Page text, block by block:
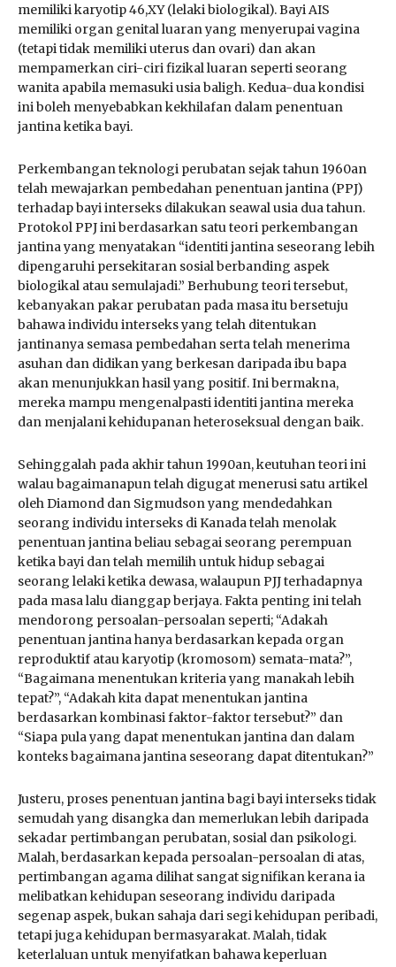
memiliki karyotip 46,XY (lelaki biologikal). Bayi AIS
memiliki organ genital luaran yang menyerupai vagina
(tetapi tidak memiliki uterus dan ovari) dan akan
mempamerkan ciri-ciri fizikal luaran seperti seorang
wanita apabila memasuki usia baligh. Kedua-dua kondisi
ini boleh menyebabkan kekhilafan dalam penentuan
jantina ketika bayi.
Perkembangan teknologi perubatan sejak tahun 1960an
telah mewajarkan pembedahan penentuan jantina (PPJ)
terhadap bayi interseks dilakukan seawal usia dua tahun.
Protokol PPJ ini berdasarkan satu teori perkembangan
jantina yang menyatakan “identiti jantina seseorang lebih
dipengaruhi persekitaran sosial berbanding aspek
biologikal atau semulajadi.” Berhubung teori tersebut,
kebanyakan pakar perubatan pada masa itu bersetuju
bahawa individu interseks yang telah ditentukan
jantinanya semasa pembedahan serta telah menerima
asuhan dan didikan yang berkesan daripada ibu bapa
akan menunjukkan hasil yang positif. Ini bermakna,
mereka mampu mengenalpasti identiti jantina mereka
dan menjalani kehidupanan heteroseksual dengan baik.
Sehinggalah pada akhir tahun 1990an, keutuhan teori ini
walau bagaimanapun telah digugat menerusi satu artikel
oleh Diamond dan Sigmudson yang mendedahkan
seorang individu interseks di Kanada telah menolak
penentuan jantina beliau sebagai seorang perempuan
ketika bayi dan telah memilih untuk hidup sebagai
seorang lelaki ketika dewasa, walaupun PJJ terhadapnya
pada masa lalu dianggap berjaya. Fakta penting ini telah
mendorong persoalan-persoalan seperti; “Adakah
penentuan jantina hanya berdasarkan kepada organ
reproduktif atau karyotip (kromosom) semata-mata?”,
“Bagaimana menentukan kriteria yang manakah lebih
tepat?”, “Adakah kita dapat menentukan jantina
berdasarkan kombinasi faktor-faktor tersebut?” dan
“Siapa pula yang dapat menentukan jantina dan dalam
konteks bagaimana jantina seseorang dapat ditentukan?”
Justeru, proses penentuan jantina bagi bayi interseks tidak
semudah yang disangka dan memerlukan lebih daripada
sekadar pertimbangan perubatan, sosial dan psikologi.
Malah, berdasarkan kepada persoalan-persoalan di atas,
pertimbangan agama dilihat sangat signifikan kerana ia
melibatkan kehidupan seseorang individu daripada
segenap aspek, bukan sahaja dari segi kehidupan peribadi,
tetapi juga kehidupan bermasyarakat. Malah, tidak
keterlaluan untuk menyifatkan bahawa keperluan